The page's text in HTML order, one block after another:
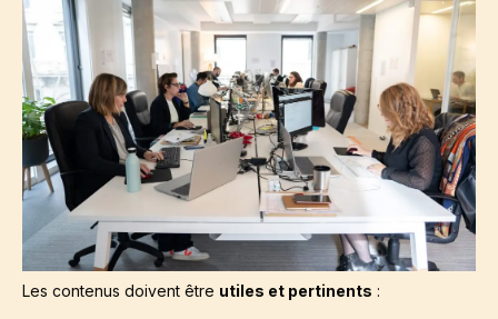
Les contenus doivent être utiles et pertinents :